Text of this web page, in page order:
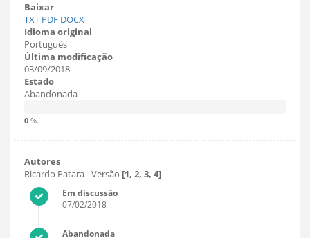
Baixar
TXT PDF DOCX
Idioma original
Português
Última modificação
03/09/2018
Estado
Abandonada
0 %.
Autores
Ricardo Patara- Versão [1, 2, 3, 4]
Em discussão
07/02/2018
Abandonada